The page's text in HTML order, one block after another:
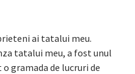
ai tatalui meu.
tatalui meu, a fost unul
gramada de lucruri de